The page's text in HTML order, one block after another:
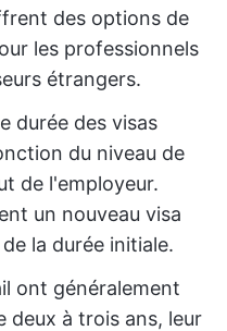
des options de
les professionnels
étrangers.
durée des visas
du niveau de
de l'employeur.
un nouveau visa
la durée initiale.
ont généralement
deux à trois ans, leur